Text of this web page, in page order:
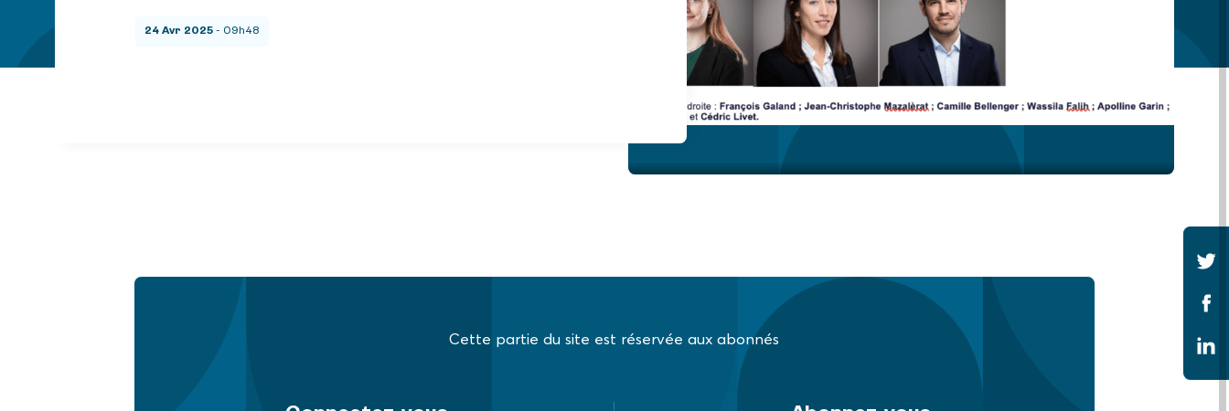
24 Avr 2025 - 09h48
Cette partie du site est réservée aux abonnés